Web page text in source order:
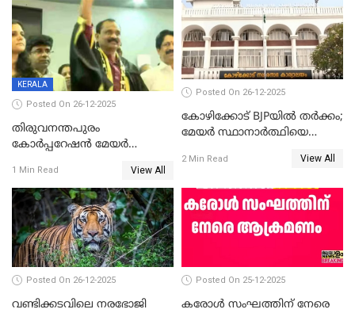
ഡെപ്യൂട്ടി മേയർ സ്ഥാനത്ത്
താഹിറിന് വിജയം
തന്നെ വിശദീകരിയ്ക്കുന്നു;
സത്യമിതാണ്
KERALA
Posted On 26-12-2025
തിരുവനന്തപുരം
കോര്‍പ്പറേഷന്‍ മേയര്‍
ഹൈക്കോടതിയിലേക്ക്;
സത്യപ്രതിജ്ഞ ചടങ്ങില്‍
ചട്ടലംഘനമെന്ന് പാർട്ടി
1 Min Read View All
Posted On 26-12-2025
കോഴിക്കോട് BJPയിൽ തർക്കം;
മേയർ സ്ഥാനാർത്ഥിയെ
2 Min Read View All
Posted On 26-12-2025
വണ്ടിക്കടവിലെ നരഭോജി
Posted On 25-12-2025
കരോള്‍ സംഘത്തിന് നേരെ